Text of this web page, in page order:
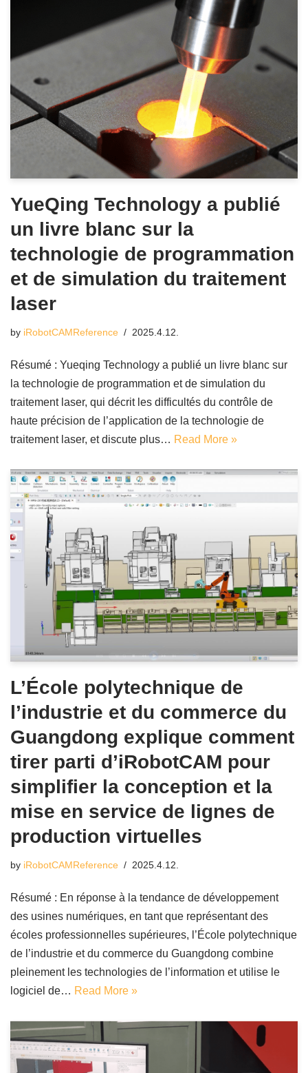
YueQing Technology a publié
un livre blanc sur la
technologie de programmation
et de simulation du traitement
laser
by iRobotCAMReference 2025.4.12.
Résumé : Yueqing Technology a publié un livre blanc sur
la technologie de programmation et de simulation du
traitement laser, qui décrit les difficultés du contrôle de
haute précision de l’application de la technologie de
traitement laser, et discute plus… Read More »
L’École polytechnique de
l’industrie et du commerce du
Guangdong explique comment
tirer parti d’iRobotCAM pour
simplifier la conception et la
mise en service de lignes de
production virtuelles
by iRobotCAMReference 2025.4.12.
Résumé : En réponse à la tendance de développement
des usines numériques, en tant que représentant des
écoles professionnelles supérieures, l’École polytechnique
de l’industrie et du commerce du Guangdong combine
pleinement les technologies de l’information et utilise le
logiciel de… Read More »